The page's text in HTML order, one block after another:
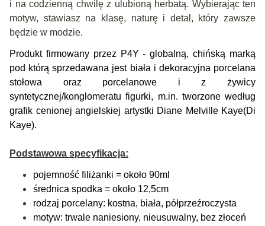
i na codzienną chwilę z ulubioną herbatą. Wybierając ten
motyw, stawiasz na klasę, naturę i detal, który zawsze
będzie w modzie.
Produkt firmowany przez P4Y - globalną, chińską marką
pod którą sprzedawana jest biała i dekoracyjna porcelana
stołowa oraz porcelanowe i z żywicy
syntetycznej/konglomeratu figurki, m.in. tworzone według
grafik cenionej angielskiej artystki Diane Melville Kaye(Di
Kaye).
Podstawowa specyfikacja:
pojemność filiżanki = około 90ml
średnica spodka = około 12,5cm
rodzaj porcelany: kostna, biała, półprzeźroczysta
motyw: trwale naniesiony, nieusuwalny, bez złoceń